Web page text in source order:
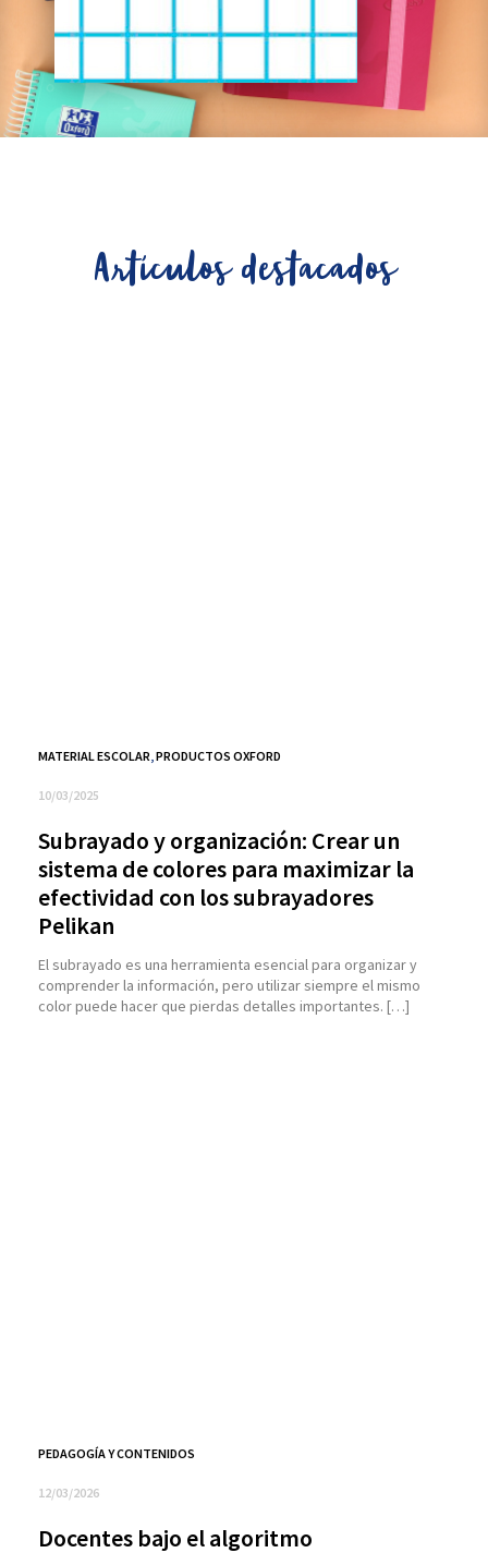
Artículos destacados
MATERIAL ESCOLAR PRODUCTOS OXFORD
10/03/2025
Subrayado y organización: Crear un
sistema de colores para maximizar la
efectividad con los subrayadores
Pelikan
El subrayado es una herramienta esencial para organizar y
comprender la información, pero utilizar siempre el mismo
color puede hacer que pierdas detalles importantes. […]
PEDAGOGÍA Y CONTENIDOS
12/03/2026
Docentes bajo el algoritmo